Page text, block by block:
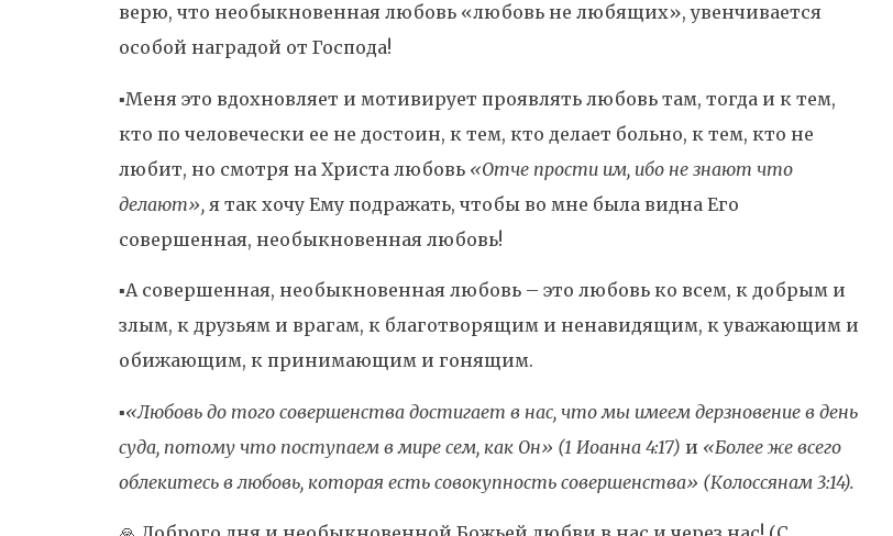
верю, что необыкновенная любовь «любовь не любящих», увенчивается
особой наградой от Господа!
▪️Меня это вдохновляет и мотивирует проявлять любовь там, тогда и к тем,
кто по человечески ее не достоин, к тем, кто делает больно, к тем, кто не
любит, но смотря на Христа любовь «Отче прости им, ибо не знают что
делают», я так хочу Ему подражать, чтобы во мне была видна Его
совершенная, необыкновенная любовь!
▪️А совершенная, необыкновенная любовь – это любовь ко всем, к добрым и
злым, к друзьям и врагам, к благотворящим и ненавидящим, к уважающим и
обижающим, к принимающим и гонящим.
▪️«Любовь до того совершенства достигает в нас, что мы имеем дерзновение в день
суда, потому что поступаем в мире сем, как Он» (1 Иоанна 4:17) и «Более же всего
облекитесь в любовь, которая есть совокупность совершенства» (Колоссянам 3:14).